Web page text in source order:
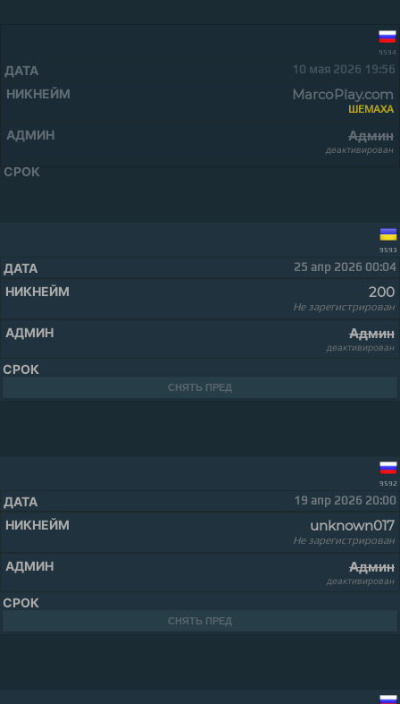
9594
10 мая 2026 19:56
MarcоPlay.com
ШЕМАХА
Админ
деактивирован
9593
25 апр 2026 00:04
200
Не зарегистрирован
Админ
деактивирован
СНЯТЬ ПРЕД
9592
19 апр 2026 20:00
unknown017
Не зарегистрирован
Админ
деактивирован
СНЯТЬ ПРЕД